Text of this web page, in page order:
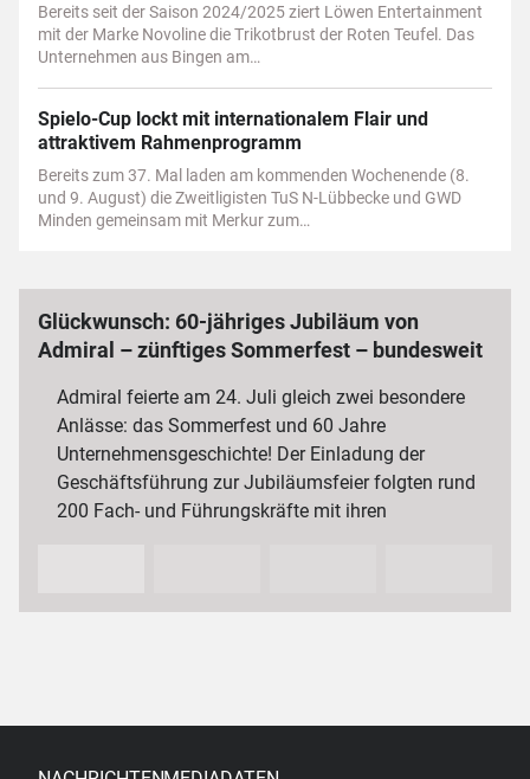
Bereits seit der Saison 2024/2025 ziert Löwen Entertainment
mit der Marke Novoline die Trikotbrust der Roten Teufel. Das
Unternehmen aus Bingen am…
Spielo-Cup lockt mit internationalem Flair und
attraktivem Rahmenprogramm
Bereits zum 37. Mal laden am kommenden Wochenende (8.
und 9. August) die Zweitligisten TuS N-Lübbecke und GWD
Minden gemeinsam mit Merkur zum…
Glückwunsch: 60-jähriges Jubiläum von
Admiral – zünftiges Sommerfest – bundesweit
Admiral feierte am 24. Juli gleich zwei besondere
Anlässe: das Sommerfest und 60 Jahre
Unternehmensgeschichte! Der Einladung der
Geschäftsführung zur Jubiläumsfeier folgten rund
200 Fach- und Führungskräfte mit ihren